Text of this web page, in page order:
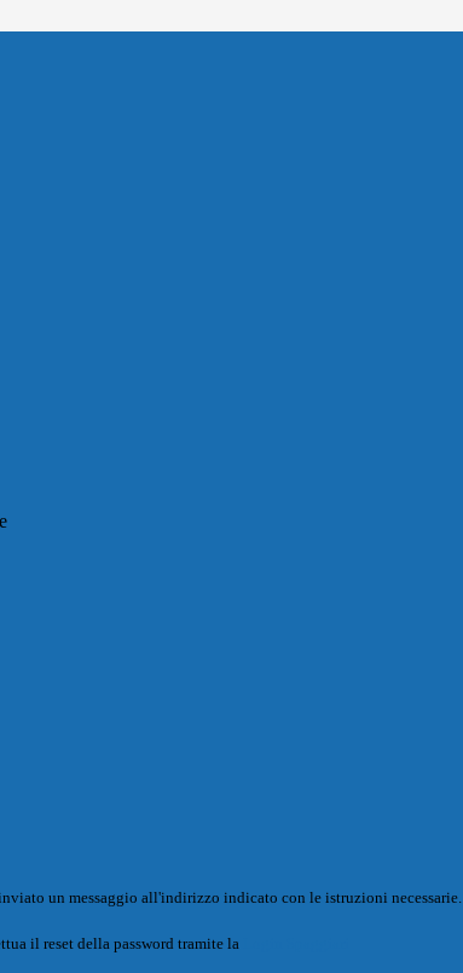
un messaggio all'indirizzo indicato con le istruzioni necessarie.
il reset della password tramite la